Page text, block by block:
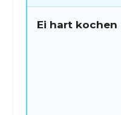
Ei hart kochen